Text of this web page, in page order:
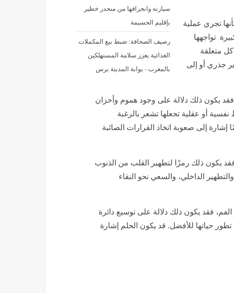
سيارته وانجرافها من منحدر خطير
بإقليم الحسيمة
رصيف الصحافة: ضبط بيع المكملات
الغذائية يعزز سلامة المستهلكين
بالمغرب - بوابة المدينة برس
تجري عملية
تواجهها
متعلقة
جذري أو إلى
فقد يكون ذلك دلالة على وجود هموم وأحزان
أو عقلية تجعلها تشعر بالرغبة
إلى صعوبة اتخاذ القرارات الصائبة
يكون ذلك رمزًا لتطهير القلب من الذنوب
الداخلي، والسعي نحو النقاء
فقد يكون ذلك دلالة على توسيع دائرة
حياتها للأفضل. قد يكون الحلم إشارة